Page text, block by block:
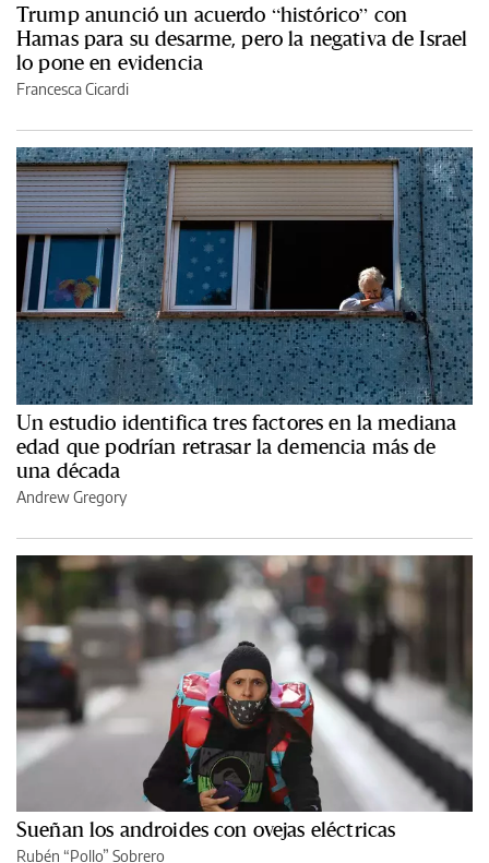
Trump anunció un acuerdo “histórico” con
Hamas para su desarme, pero la negativa de Israel
lo pone en evidencia
Francesca Cicardi
Un estudio identifica tres factores en la mediana
edad que podrían retrasar la demencia más de
una década
Andrew Gregory
Sueñan los androides con ovejas eléctricas
Rubén “Pollo” Sobrero